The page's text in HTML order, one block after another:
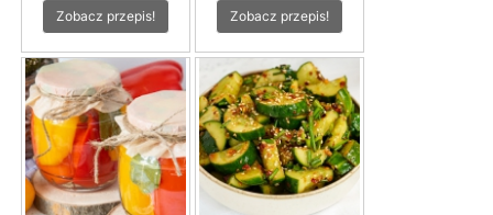
Zobacz przepis! Zobacz przepis!